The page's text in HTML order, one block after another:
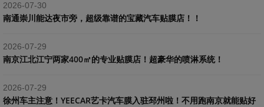
2026-07-30
南通崇川能达夜市旁，超级靠谱的宝藏汽车贴膜店！！
2026-07-29
南京江北江宁两家400㎡的专业贴膜店！超豪华的喷淋系统！
2026-07-29
​徐州车主注意！YEECAR艺卡汽车膜入驻邳州啦！不用跑南京就能贴好